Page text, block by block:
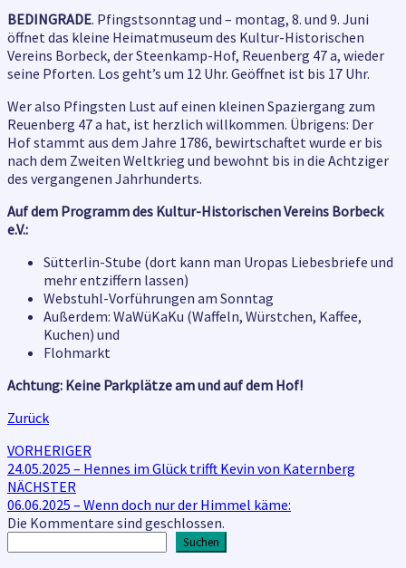
Hof
zu
Pfingsten
BEDINGRADE. Pfingstsonntag und – montag, 8. und 9. Juni
öffnet das kleine Heimatmuseum des Kultur-Historischen
Vereins Borbeck, der Steenkamp-Hof, Reuenberg 47 a, wieder
seine Pforten. Los geht’s um 12 Uhr. Geöffnet ist bis 17 Uhr.
Wer also Pfingsten Lust auf einen kleinen Spaziergang zum
Reuenberg 47 a hat, ist herzlich willkommen. Übrigens: Der
Hof stammt aus dem Jahre 1786, bewirtschaftet wurde er bis
nach dem Zweiten Weltkrieg und bewohnt bis in die Achtziger
des vergangenen Jahrhunderts.
Auf dem Programm des Kultur-Historischen Vereins Borbeck
e.V.:
Sütterlin-Stube (dort kann man Uropas Liebesbriefe und
mehr entziffern lassen)
Webstuhl-Vorführungen am Sonntag
Außerdem: WaWüKaKu (Waffeln, Würstchen, Kaffee,
Kuchen) und
Flohmarkt
Achtung: Keine Parkplätze am und auf dem Hof!
Zurück
Beitragsnavigation
VORHERIGER
24.05.2025 – Hennes im Glück trifft Kevin von Katernberg
NÄCHSTER
06.06.2025 – Wenn doch nur der Himmel käme:
Die Kommentare sind geschlossen.
Suchen